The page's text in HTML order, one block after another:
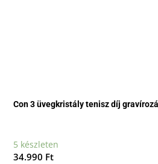
Con 3 üvegkristály tenisz díj
5 készleten
34.990 Ft